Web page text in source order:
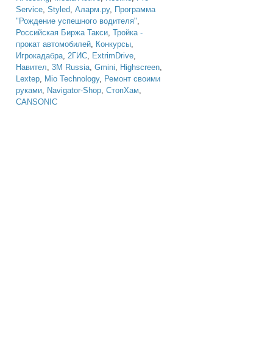
Service, Styled, Аларм.ру, Программа
"Рождение успешного водителя",
Российская Биржа Такси, Тройка -
прокат автомобилей, Конкурсы,
Игрокадабра, 2ГИС, ExtrimDrive,
Навител, 3M Russia, Gmini, Highscreen,
Lextep, Mio Technology, Ремонт своими
руками, Navigator-Shop, СтопХам,
CANSONIC